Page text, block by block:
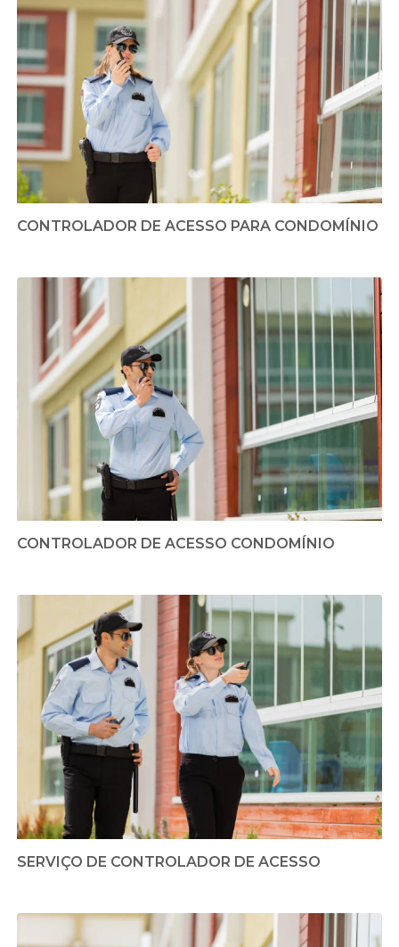
CONTROLADOR DE ACESSO PARA CONDOMÍNIO
CONTROLADOR DE ACESSO CONDOMÍNIO
SERVIÇO DE CONTROLADOR DE ACESSO